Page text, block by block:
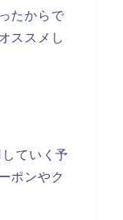
たからで
ススメし
ていく予
ポンやク